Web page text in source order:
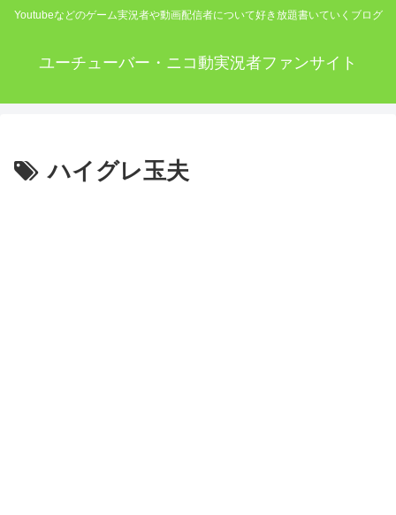
Youtubeなどのゲーム実況者や動画配信者について好き放題書いていくブログ
ユーチューバー・ニコ動実況者ファンサイト
ハイグレ玉夫